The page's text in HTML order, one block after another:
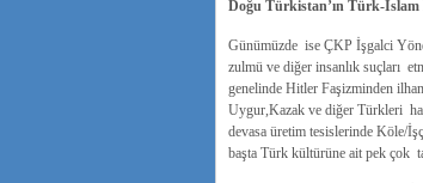
Doğu Türkistan’ın Türk-
Günümüzde ise ÇKP İşgalci
zulmü ve diğer insanlık suçları
genelinde Hitler Faşizminden
Uygur,Kazak ve diğer Türkleri
devasa üretim tesislerinde Köle/
başta Türk kültürüne ait pek çok